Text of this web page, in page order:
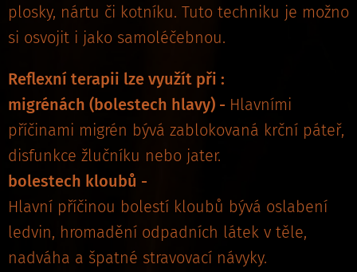
plosky, nártu či kotníku. Tuto techniku je možno
si osvojit i jako samoléčebnou.
Reflexní terapii lze využít při :
migrénách (bolestech hlavy) - Hlavními
příčinami migrén bývá zablokovaná krční páteř,
disfunkce žlučníku nebo jater.
bolestech kloubů -
Hlavní příčinou bolestí kloubů bývá oslabení
ledvin, hromadění odpadních látek v těle,
nadváha a špatné stravovací návyky.